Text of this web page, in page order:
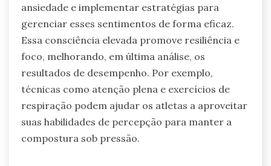
ansiedade e implementar estratégias para
gerenciar esses sentimentos de forma eficaz.
Essa consciência elevada promove resiliência e
foco, melhorando, em última análise, os
resultados de desempenho. Por exemplo,
técnicas como atenção plena e exercícios de
respiração podem ajudar os atletas a aproveitar
suas habilidades de percepção para manter a
compostura sob pressão.